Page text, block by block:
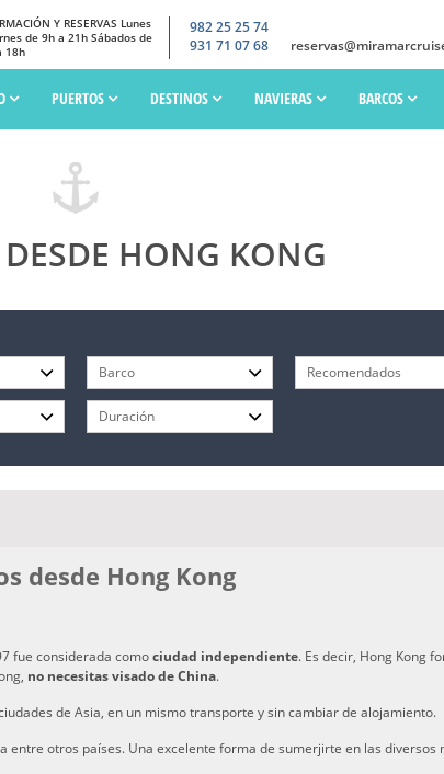
Y RESERVAS Lunes
de 9h a 21h Sábados de
18h
982 25 25 74
931 71 07 68
PUERTOS DESTINOS NAVIERAS BARCOS
DESDE HONG KONG
desde Hong Kong
fue considerada comociudad independiente. Es decir, Hong Kong
no necesitas visado de China.
de Asia, en un mismo transporte y sin cambiar de alojamiento.
entre otros países. Una excelente forma de sumerjirte en las